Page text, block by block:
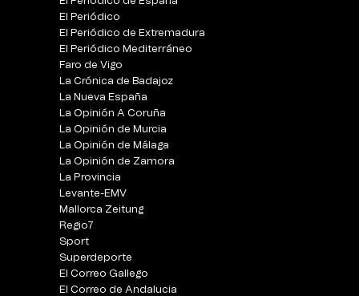
El Periódico
El Periódico de Extremadura
El Periódico Mediterráneo
Faro de Vigo
La Crónica de Badajoz
La Nueva España
La Opinión A Coruña
La Opinión de Murcia
La Opinión de Málaga
La Opinión de Zamora
La Provincia
Levante-EMV
Mallorca Zeitung
Regio7
Sport
Superdeporte
El Correo Gallego
El Correo de Andalucia